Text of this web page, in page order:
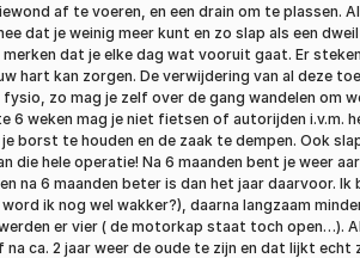
af te voeren, en een drain om te plassen.
dat je weinig meer kunt en zo slap als een
dat je elke dag wat vooruit gaat. Er
hart kan zorgen. De verwijdering van al deze
fysio, zo mag je zelf over de gang wandelen om
6 weken mag je niet fietsen of autorijden i.v.m.
borst te houden en de zaak te dempen. Ook
die hele operatie! Na 6 maanden bent je weer
na 6 maanden beter is dan het jaar daarvoor.
ik nog wel wakker?), daarna langzaam
er vier ( de motorkap staat toch open…).
ca. 2 jaar weer de oude te zijn en dat lijkt